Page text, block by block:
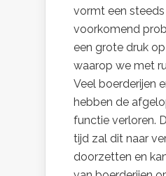
vormt een
voorkomend
een grote druk
waarop we met
Veel boerderijen
hebben de
functie verloren.
tijd zal dit naar
doorzetten en